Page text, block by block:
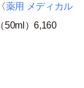
薬用 メディカル
50ml）6,160